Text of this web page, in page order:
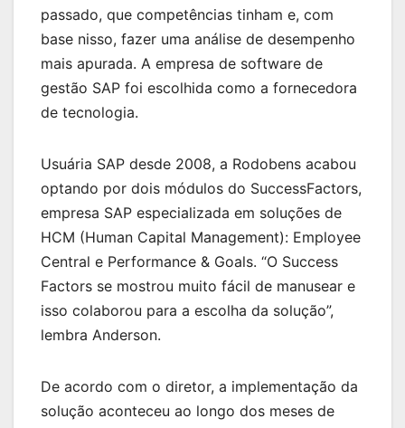
passado, que competências tinham e, com
base nisso, fazer uma análise de desempenho
mais apurada. A empresa de software de
gestão SAP foi escolhida como a fornecedora
de tecnologia.
Usuária SAP desde 2008, a Rodobens acabou
optando por dois módulos do SuccessFactors,
empresa SAP especializada em soluções de
HCM (Human Capital Management): Employee
Central e Performance & Goals. “O Success
Factors se mostrou muito fácil de manusear e
isso colaborou para a escolha da solução”,
lembra Anderson.
De acordo com o diretor, a implementação da
solução aconteceu ao longo dos meses de